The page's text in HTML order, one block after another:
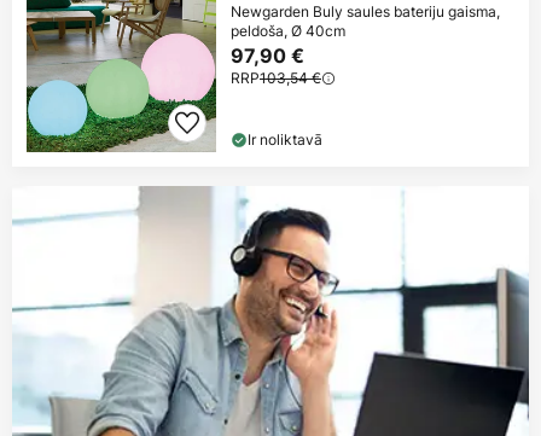
Newgarden Buly saules bateriju gaisma,
peldoša, Ø 40cm
97,90 €
RRP103,54 €
Ir noliktavā